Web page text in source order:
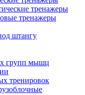
тренажеры
тренажеры
штангу
групп мышц
тренировок